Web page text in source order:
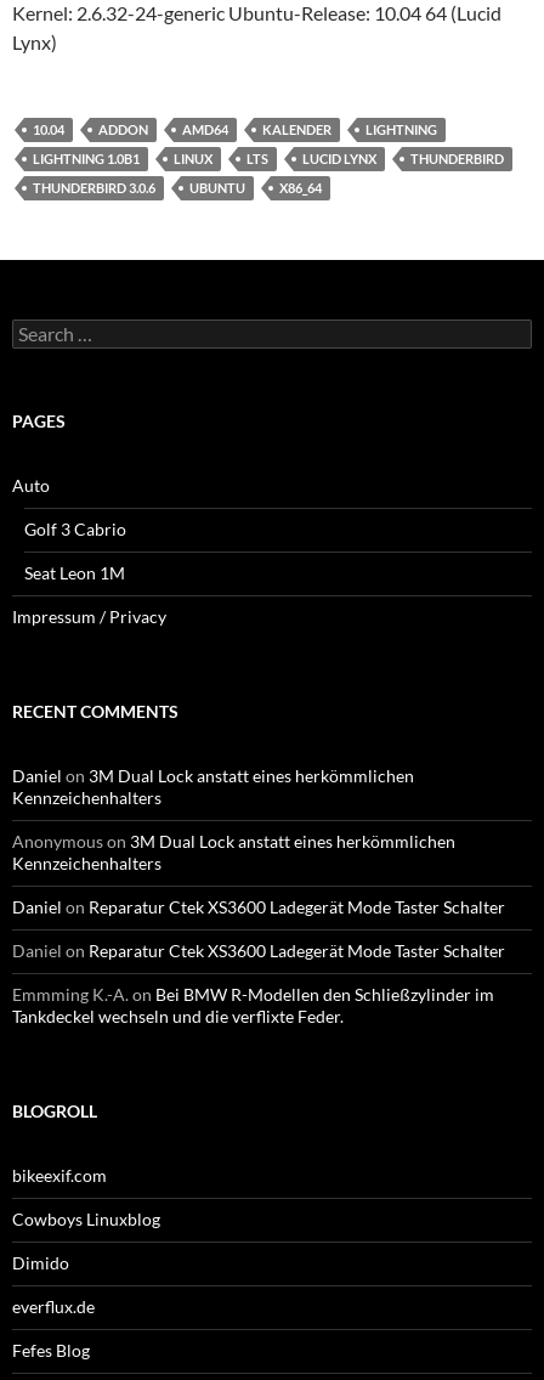
Kernel: 2.6.32-24-generic Ubuntu-Release: 10.04 64 (Lucid
Lynx)
10.04 ADDON AMD64 KALENDER
LIGHTNING
LIGHTNING 1.0B1
LINUX LTS LUCID LYNX
THUNDERBIRD
THUNDERBIRD 3.0.6
UBUNTU X86_64
Search
for:
PAGES
Auto
Golf 3 Cabrio
Seat Leon 1M
Impressum / Privacy
RECENT COMMENTS
Daniel on 3M Dual Lock anstatt eines herkömmlichen
Kennzeichenhalters
Anonymouson 3M Dual Lock anstatt eines herkömmlichen
Kennzeichenhalters
Daniel on Reparatur Ctek XS3600 Ladegerät Mode Taster Schalter
Daniel on Reparatur Ctek XS3600 Ladegerät Mode Taster Schalter
Emmming K.-A.on Bei BMW R-Modellen den Schließzylinder im
Tankdeckel wechseln und die verflixte Feder.
BLOGROLL
bikeexif.com
Cowboys Linuxblog
Dimido
everflux.de
Fefes Blog